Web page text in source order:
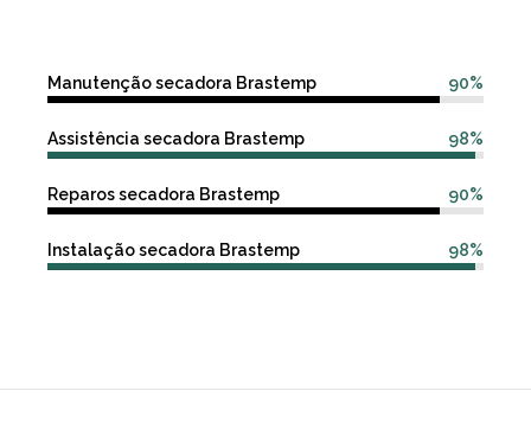
90%
Manutenção secadora Brastemp
98%
Assistência secadora Brastemp
90%
Reparos secadora Brastemp
98%
Instalação secadora Brastemp